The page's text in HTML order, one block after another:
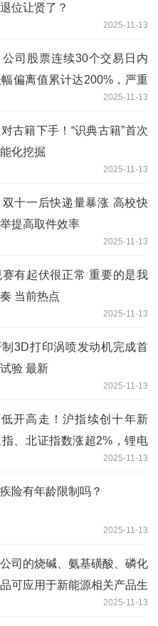
位让贤了？
2025-11-13
司股票连续30个交易日内
偏离值累计达200%，严重
前三季营收增62%仍亏损 焦
2025-11-13
古籍下手！“识典古籍”首次
化挖掘
2025-11-13
十一后快递量暴涨 高校快
提高取件效率
2025-11-13
有起伏很正常 重要的是我
当前热点
2025-11-13
3D打印涡喷发动机完成首
验 最新
2025-11-13
开高走！沪指续创十年新
、北证指数涨超2%，锂电
2025-11-13
险有年龄限制吗？
2025-11-13
司的烧碱、氨基磺酸、磷化
可应用于新能源相关产品生
2025-11-13